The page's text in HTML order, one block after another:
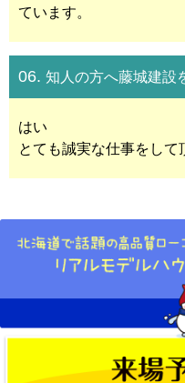
ています。
06. 知人の方へ藤城建設
はい
とても誠実な仕事をして